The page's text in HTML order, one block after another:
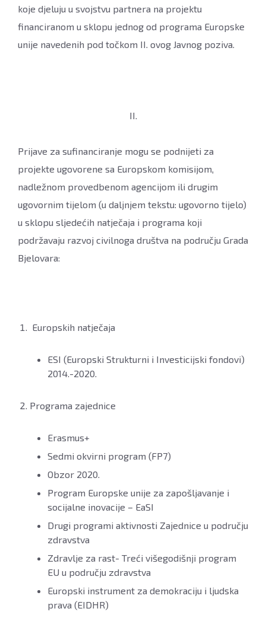
koje djeluju u svojstvu partnera na projektu
financiranom u sklopu jednog od programa Europske
unije navedenih pod točkom II. ovog Javnog poziva.
II.
Prijave za sufinanciranje mogu se podnijeti za
projekte ugovorene sa Europskom komisijom,
nadležnom provedbenom agencijom ili drugim
ugovornim tijelom (u daljnjem tekstu: ugovorno tijelo)
u sklopu sljedećih natječaja i programa koji
podržavaju razvoj civilnoga društva na području Grada
Bjelovara:
Europskih natječaja
ESI (Europski Strukturni i Investicijski fondovi)
2014.-2020.
Programa zajednice
Erasmus+
Sedmi okvirni program (FP7)
Obzor 2020.
Program Europske unije za zapošljavanje i
socijalne inovacije – EaSI
Drugi programi aktivnosti Zajednice u području
zdravstva
Zdravlje za rast- Treći višegodišnji program
EU u području zdravstva
Europski instrument za demokraciju i ljudska
prava (EIDHR)